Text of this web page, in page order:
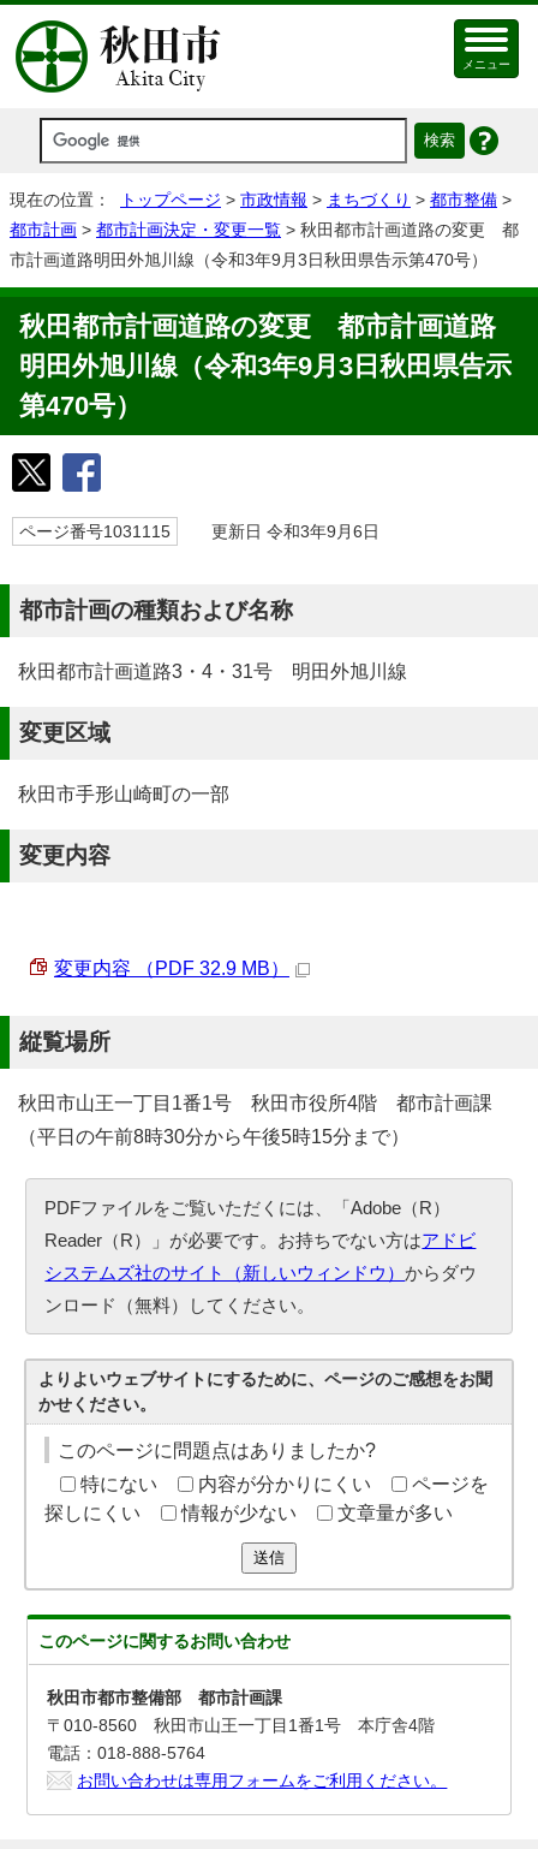
メニュー
現在の位置： トップページ > 市政情報 > まちづくり > 都市整備 >
都市計画 > 都市計画決定・変更一覧 > 秋田都市計画道路の変更 都
市計画道路明田外旭川線（令和3年9月3日秋田県告示第470号）
秋田都市計画道路の変更 都市計画道路
明田外旭川線（令和3年9月3日秋田県告示
第470号）
ページ番号1031115 更新日 令和3年9月6日
都市計画の種類および名称
秋田都市計画道路3・4・31号 明田外旭川線
変更区域
秋田市手形山崎町の一部
変更内容
変更内容 （PDF 32.9 MB）
縦覧場所
秋田市山王一丁目1番1号 秋田市役所4階 都市計画課
（平日の午前8時30分から午後5時15分まで）
PDFファイルをご覧いただくには、「Adobe（R）
Reader（R）」が必要です。お持ちでない方はアドビ
システムズ社のサイト（新しいウィンドウ）からダウ
ンロード（無料）してください。
よりよいウェブサイトにするために、ページのご感想をお聞
かせください。
このページに問題点はありましたか?
特にない
内容が分かりにくい
ページを
探しにくい
情報が少ない 文章量が多い
送信
このページに関するお問い合わせ
秋田市都市整備部 都市計画課
〒010-8560 秋田市山王一丁目1番1号 本庁舎4階
電話：018-888-5764
お問い合わせは専用フォームをご利用ください。